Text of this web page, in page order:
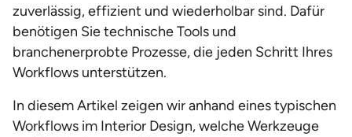
zuverlässig, effizient und wiederholbar sind. Dafür
benötigen Sie technische Tools und
branchenerprobte Prozesse, die jeden Schritt Ihres
Workflows unterstützen.
In diesem Artikel zeigen wir anhand eines typischen
Workflows im Interior Design, welche Werkzeuge